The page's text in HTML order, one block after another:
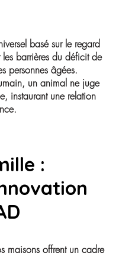
basé sur le regard
les barrières du déficit de
personnes âgées.
un animal ne juge
instaurant une relation
:
maisons offrent un cadre